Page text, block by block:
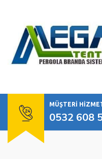
MÜŞTERI
0532 608